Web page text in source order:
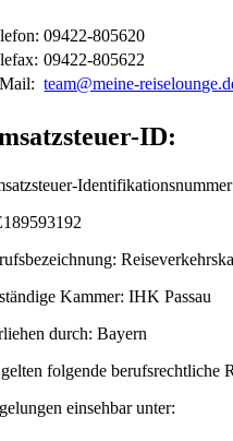
09422-805620
09422-805622
team@meine-
ID:
Kammer: IHK Passau
durch: Bayern
folgende berufsrechtliche
einsehbar unter: